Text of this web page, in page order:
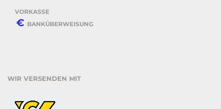
VORKASSE
€ BANKÜBERWEISUNG
WIR VERSENDEN MIT